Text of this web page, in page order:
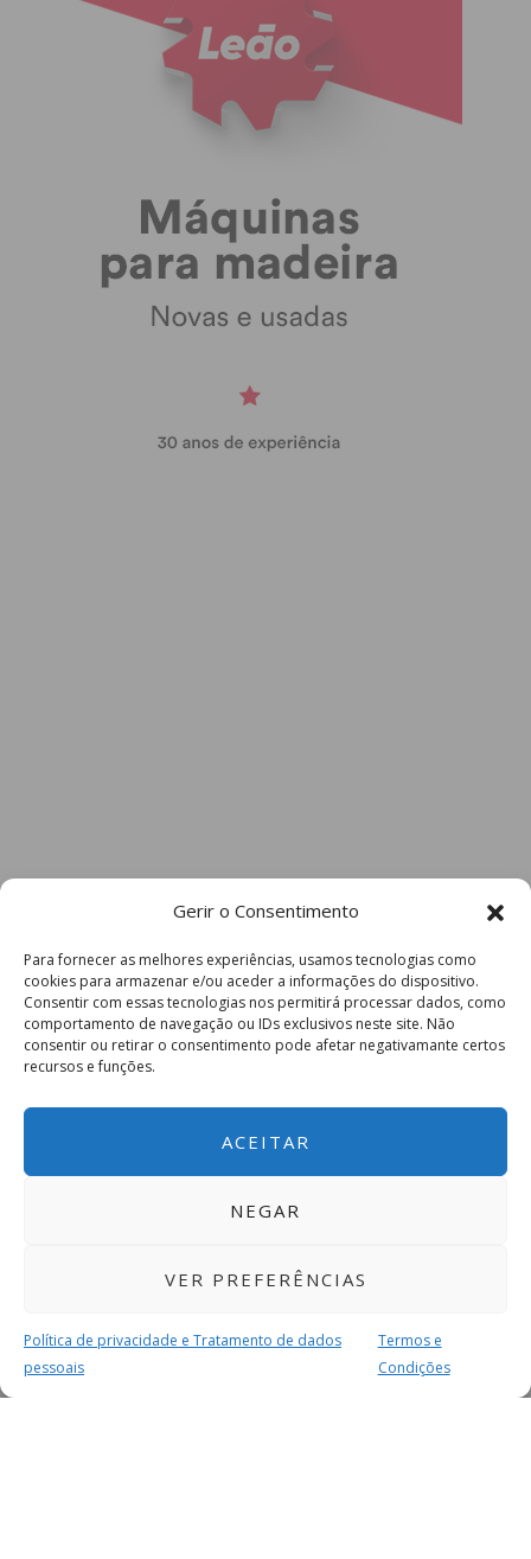
Gerir o Consentimento
Para fornecer as melhores experiências, usamos tecnologias como
cookies para armazenar e/ou aceder a informações do dispositivo.
Consentir com essas tecnologias nos permitirá processar dados, como
comportamento de navegação ou IDs exclusivos neste site. Não
consentir ou retirar o consentimento pode afetar negativamante certos
recursos e funções.
ACEITAR
NEGAR
VER PREFERÊNCIAS
Política de privacidade e Tratamento de dados
pessoais
Termos e
Condições